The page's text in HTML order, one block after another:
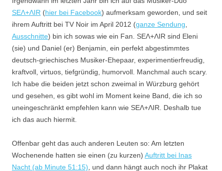
SEΛ+ΛIR (hier bei Facebook) aufmerksam geworden, und seit
ihrem Auftritt bei TV Noir im April 2012 (ganze Sendung
Ausschnitte) bin ich sowas wie ein Fan. SEΛ+ΛIR sind Eleni
(sie) und Daniel (er) Benjamin, ein perfekt abgestimmtes
deutsch-griechisches Musiker-Ehepaar, experimentierfreudig,
kraftvoll, virtuos, tiefgründig, humorvoll. Manchmal auch scary.
Ich habe die beiden jetzt schon zweimal in Würzburg gehört
und gesehen, es gibt wohl im Moment keine Band, die ich so
uneingeschränkt empfehlen kann wie SEΛ+ΛIR. Deshalb tue
ich das auch hiermit.
Offenbar geht das auch anderen Leuten so: Am letzten
Wochenende hatten sie einen (zu kurzen) Auftritt bei Inas
Nacht (ab Minute 51:15) , und dann hängt auch noch ihr Plakat